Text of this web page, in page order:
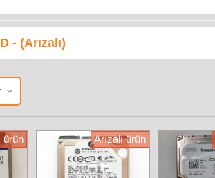
- (Arızalı)
ürün Arızalı ürün